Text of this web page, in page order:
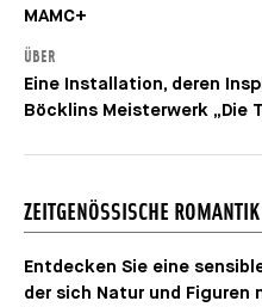
MAMC+
ÜBER
Eine Installation, deren
Böcklins Meisterwerk „Die
ZEITGENÖSSISCHE ROMANTIK
Entdecken Sie eine
der sich Natur und